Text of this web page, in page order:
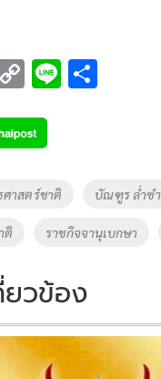
C
p
y
Li
Li
าสตร์ชาติ บัณฑูร ล่ำซำ
ติ ราชกิจจานุเบกษา
ยวข้อง